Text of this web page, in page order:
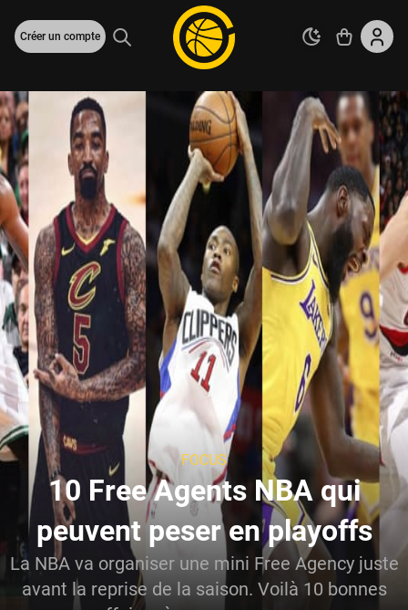
Créer un compte
FOCUS
10 Free Agents NBA qui
peuvent peser en playoffs
La NBA va organiser une mini Free Agency juste
avant la reprise de la saison. Voilà 10 bonnes